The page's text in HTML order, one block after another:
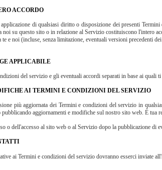
ACCORDO
di qualsiasi diritto o disposizione dei presenti
noi su questo sito o in relazione al Servizio costituiscono l'intero
te e noi (incluse, senza limitazione, eventuali versioni precedenti
APPLICABILE
del servizio e gli eventuali accordi separati in base ai
AI TERMINI E CONDIZIONI DEL SERVIZIO
più aggiornata dei Termini e condizioni del servizio in
aggiornamenti e modifiche sul nostro sito web. È tua
o dell'accesso al sito web o al Servizio dopo la pubblicazione
ai Termini e condizioni del servizio dovranno esserci inviate